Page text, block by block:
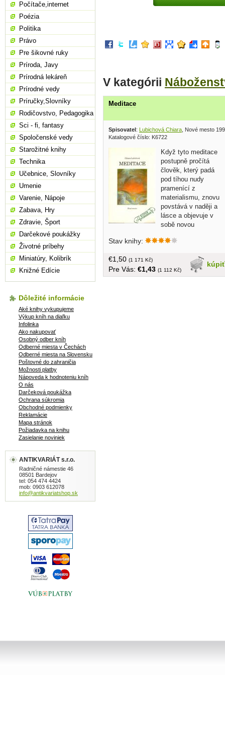
V kategórii
Meditace
Spisovatel: Lubichová Chiara , Nové mesto
Katalogové číslo: K6722
Když tyto meditace
postupně pročítá
člověk, který padá
pod tíhou nudy
pramenící z
materialismu, znovu
povstává v naději a
lásce a objevuje v
sobě novou
brožovaná, 104 strán
Stav knihy:
kúpiť
€1,50 (1 171 Kč)
Pre Vás: €1,43 (1 112 Kč)
Počítače,internet
Poézia
Politika
Právo
Pre šikovné ruky
Príroda, Javy
Prírodná lekáreň
Prírodné vedy
Príručky,Slovníky
Rodičovstvo, Pedagogika
Sci - fi, fantasy
Spoločenské vedy
Starožitné knihy
Technika
Učebnice, Slovníky
Umenie
Varenie, Nápoje
Zabava, Hry
Zdravie, Šport
Darčekové poukážky
Životné príbehy
Miniatúry, Kolibrík
Knižné Edície
Dôležité informácie
Aké knihy vykupujeme
Výkup kníh na diaľku
Infolinka
Ako nakupovať
Osobný odber kníh
Odberné miesta v Čechách
Odberné miesta na Slovensku
Poštovné do zahraničia
Možnosti platby
Nápoveda k hodnoteniu kníh
O nás
Darčeková poukážka
Ochrana súkromia
Obchodné podmienky
Reklamácie
Mapa stránok
Požiadavka na knihu
Zasielanie noviniek
ANTIKVARIÁT s.r.o.
Radničné námestie 46
08501 Bardejov
tel: 054 474 4424
mob: 0903 612078
info@antikvariatshop.sk